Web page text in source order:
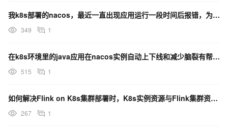
我k8s部署的nacos，最近一直出现应用运行一段时间后报错，为什么？
349 1
在k8s环境里的java应用在nacos实例自动上下线和减少脑裂有帮助吗？
515 1
如何解决Flink on K8s集群部署时，K8s实例资源与Flink集群资源不统一的问题？
267 1